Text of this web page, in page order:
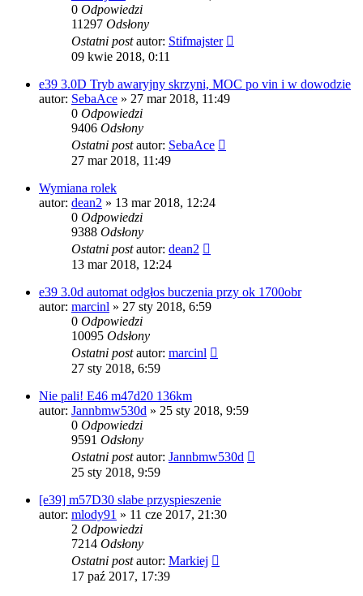
0 Odpowiedzi
11297 Odsłony
Ostatni postautor: Stifmajster
09 kwie 2018, 0:11
e39 3.0D Tryb awaryjny skrzyni, MOC po vin i w dowodzie
autor: SebaAce » 27 mar 2018, 11:49
0 Odpowiedzi
9406 Odsłony
Ostatni postautor: SebaAce
27 mar 2018, 11:49
Wymiana rolek
autor: dean2 » 13 mar 2018, 12:24
0 Odpowiedzi
9388 Odsłony
Ostatni postautor: dean2
13 mar 2018, 12:24
e39 3.0d automat odgłos buczenia przy ok 1700obr
autor: marcinl » 27 sty 2018, 6:59
0 Odpowiedzi
10095 Odsłony
Ostatni postautor: marcinl
27 sty 2018, 6:59
Nie pali! E46 m47d20 136km
autor: Jannbmw530d » 25 sty 2018, 9:59
0 Odpowiedzi
9591 Odsłony
Ostatni postautor: Jannbmw530d
25 sty 2018, 9:59
[e39] m57D30 slabe przyspieszenie
autor: mlody91 » 11 cze 2017, 21:30
2 Odpowiedzi
7214 Odsłony
Ostatni postautor: Markiej
17 paź 2017, 17:39